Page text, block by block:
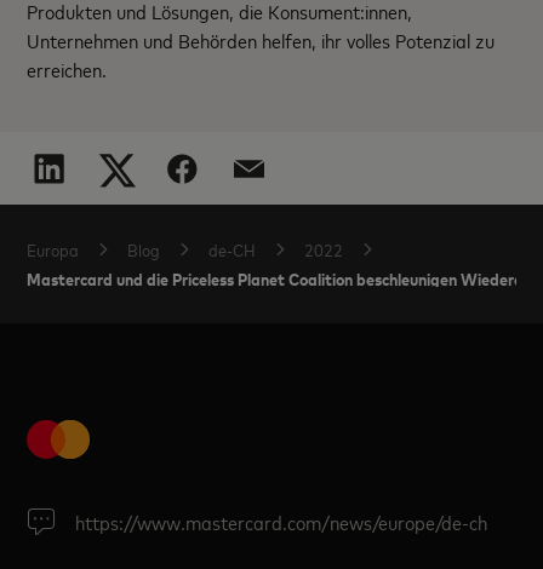
Produkten und Lösungen, die Konsument:innen,
Unternehmen und Behörden helfen, ihr volles Potenzial zu
erreichen.
Europa Blog de-CH 2022
Mastercard und die Priceless Planet Coalition beschleunigen
https://www.mastercard.com/news/europe/de-ch